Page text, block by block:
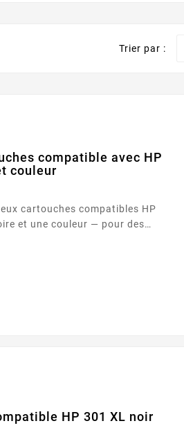
Trier par :
compatible avec HP
couleur
compatibles HP
au quotidien. Conçues pour
les imprimantes HP acceptant les
HP 301 XL noir